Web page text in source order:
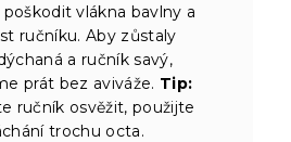
vlákna bavlny a
ručníku. Aby zůstaly
a ručník savý,
prát bez aviváže. Tip:
ručník osvěžit, použijte
trochu octa.